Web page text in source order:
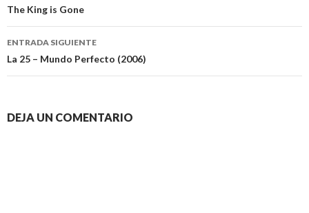
de
entradas
The King is Gone
ENTRADA SIGUIENTE
La 25 – Mundo Perfecto (2006)
DEJA UN COMENTARIO